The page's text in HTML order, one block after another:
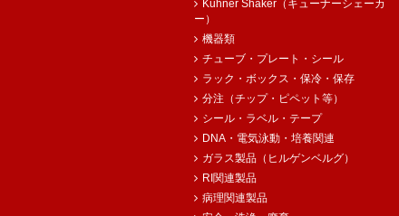
Kuhner Shaker（キューナーシェーカ
ー）
機器類
チューブ・プレート・シール
ラック・ボックス・保冷・保存
分注（チップ・ピペット等）
シール・ラベル・テープ
DNA・電気泳動・培養関連
ガラス製品（ヒルゲンベルグ）
RI関連製品
病理関連製品